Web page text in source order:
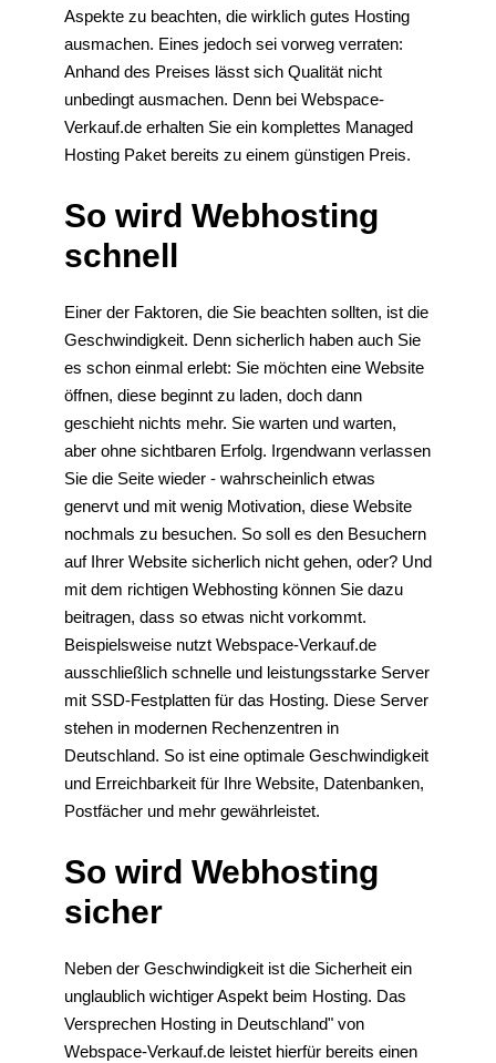
Aspekte zu beachten, die wirklich gutes Hosting
ausmachen. Eines jedoch sei vorweg verraten:
Anhand des Preises lässt sich Qualität nicht
unbedingt ausmachen. Denn bei Webspace-
Verkauf.de erhalten Sie ein komplettes Managed
Hosting Paket bereits zu einem günstigen Preis.
So wird Webhosting
schnell
Einer der Faktoren, die Sie beachten sollten, ist die
Geschwindigkeit. Denn sicherlich haben auch Sie
es schon einmal erlebt: Sie möchten eine Website
öffnen, diese beginnt zu laden, doch dann
geschieht nichts mehr. Sie warten und warten,
aber ohne sichtbaren Erfolg. Irgendwann verlassen
Sie die Seite wieder - wahrscheinlich etwas
genervt und mit wenig Motivation, diese Website
nochmals zu besuchen. So soll es den Besuchern
auf Ihrer Website sicherlich nicht gehen, oder? Und
mit dem richtigen Webhosting können Sie dazu
beitragen, dass so etwas nicht vorkommt.
Beispielsweise nutzt Webspace-Verkauf.de
ausschließlich schnelle und leistungsstarke Server
mit SSD-Festplatten für das Hosting. Diese Server
stehen in modernen Rechenzentren in
Deutschland. So ist eine optimale Geschwindigkeit
und Erreichbarkeit für Ihre Website, Datenbanken,
Postfächer und mehr gewährleistet.
So wird Webhosting
sicher
Neben der Geschwindigkeit ist die Sicherheit ein
unglaublich wichtiger Aspekt beim Hosting. Das
Versprechen Hosting in Deutschland" von
Webspace-Verkauf.de leistet hierfür bereits einen